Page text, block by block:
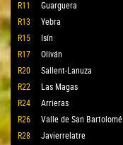
R11
Guarguera
R13
Yebra
R15
Isín
R17
Oliván
R20
Sallent-Lanuza
R22
Las Magas
R24
Arrieras
R26
Valle de San Bartolomé
R28
Javierrelatre